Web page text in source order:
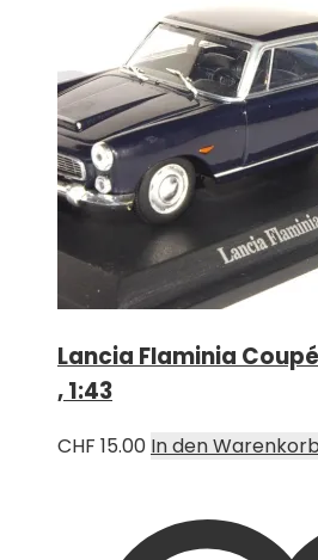
Lancia Flaminia
, 1:43
CHF 15.00 In den Warenkorb